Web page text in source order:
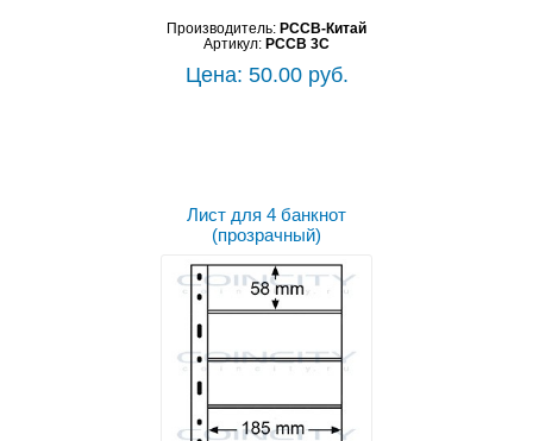
Производитель: PCCB-Китай
Артикул: PCCB 3C
Цена: 50.00 руб.
Лист для 4 банкнот
(прозрачный)